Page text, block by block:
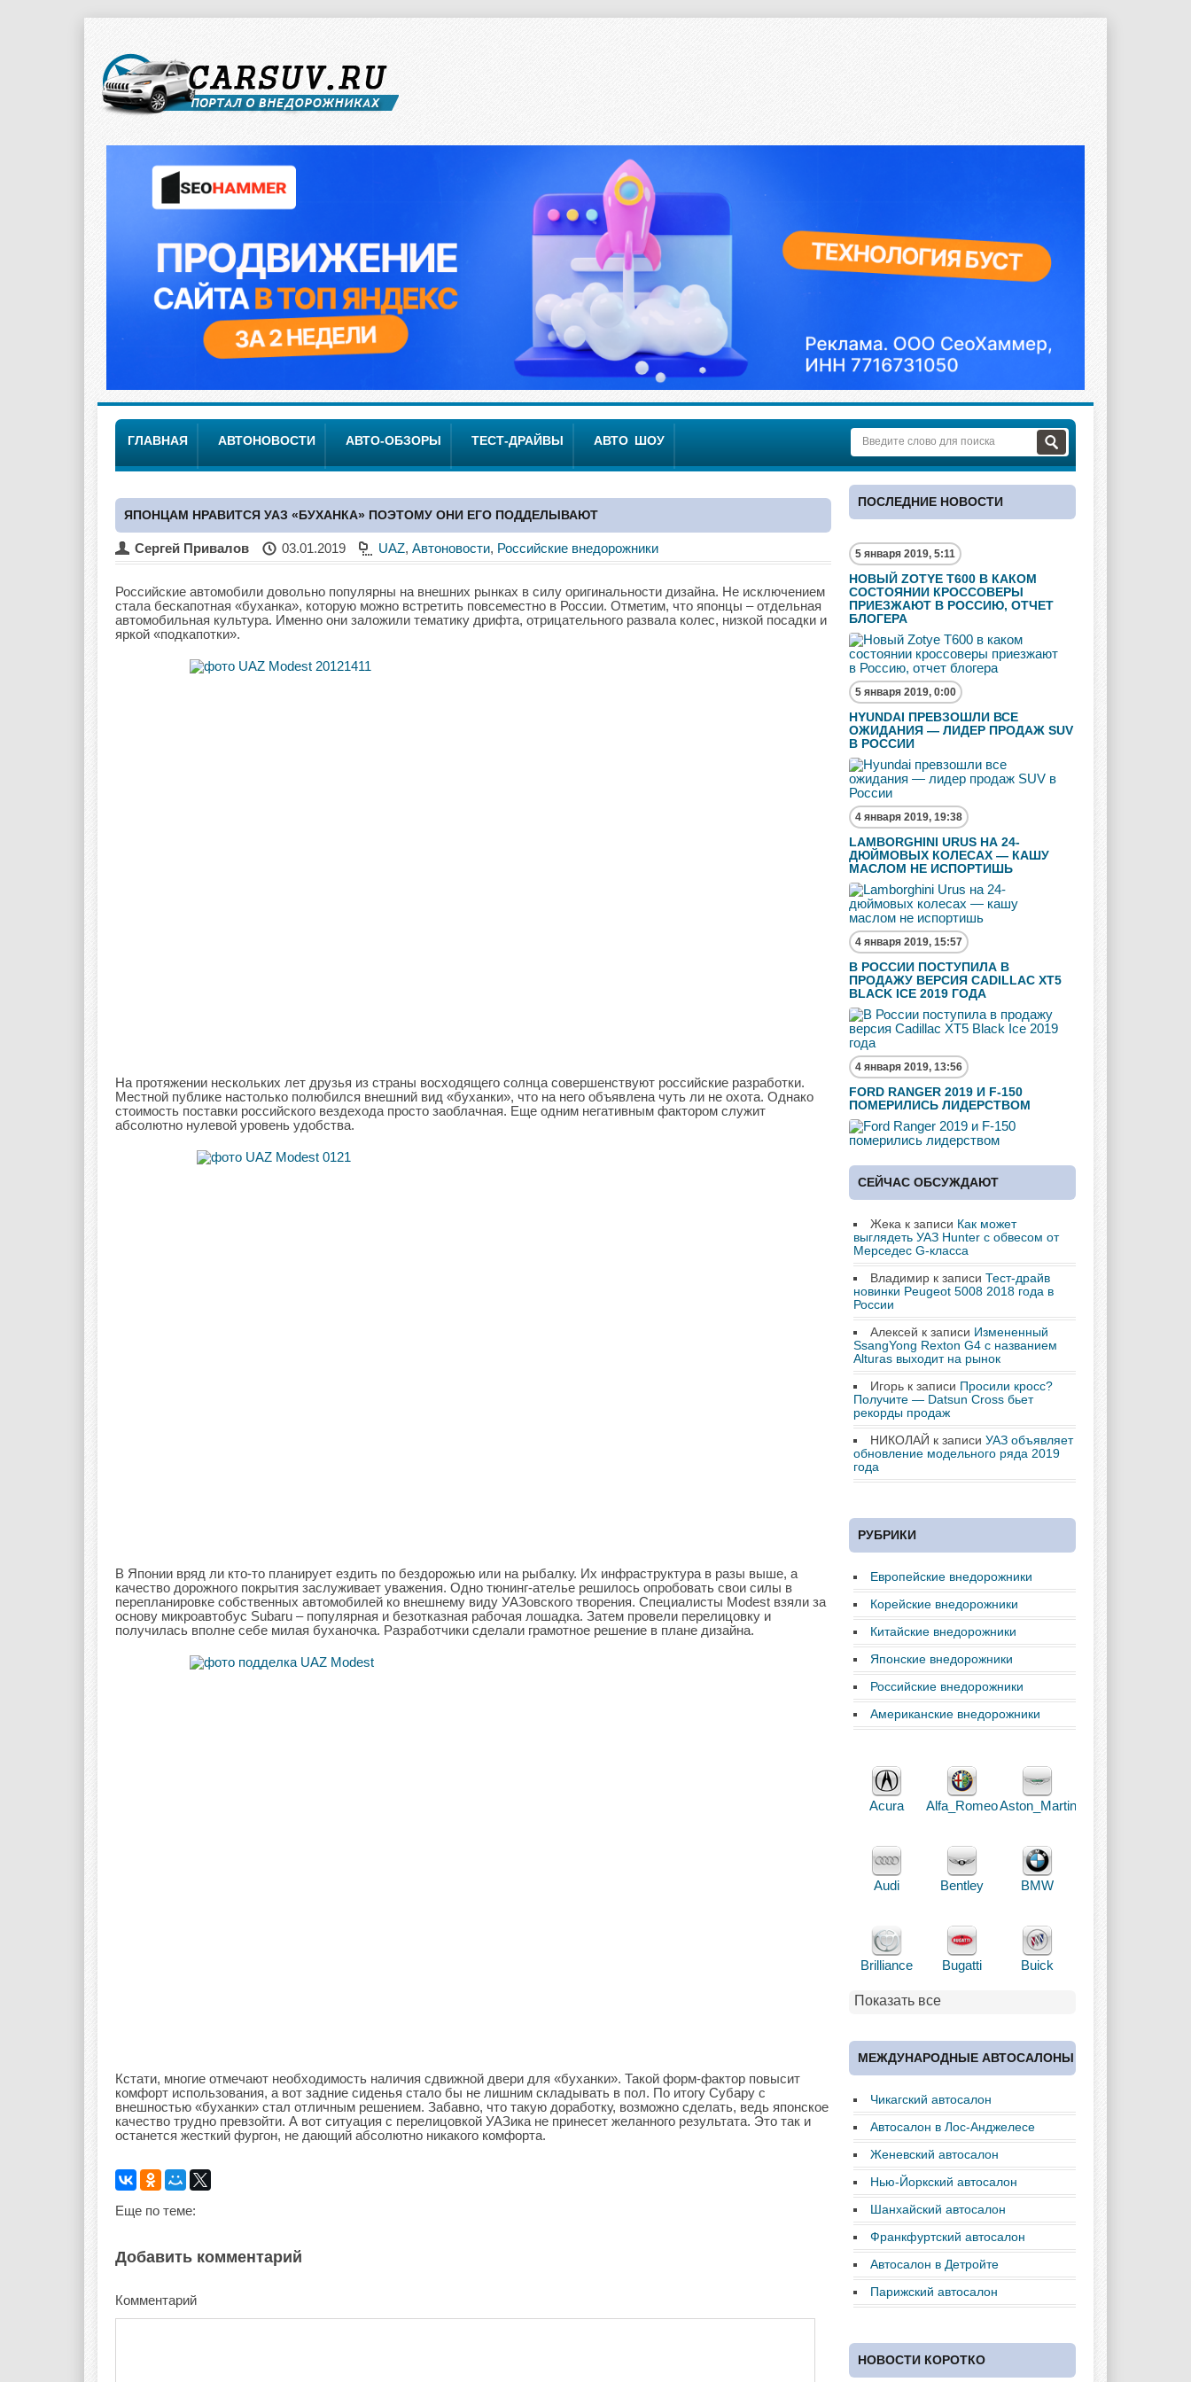
ГЛАВНАЯ АВТОНОВОСТИ АВТО-ОБЗОРЫ ТЕСТ-ДРАЙВЫ АВТО ШОУ
ЯПОНЦАМ НРАВИТСЯ УАЗ «БУХАНКА» ПОЭТОМУ ОНИ ЕГО ПОДДЕЛЫВАЮТ
Сергей Привалов 03.01.2019 UAZ, Автоновости, Российские внедорожники
Российские автомобили довольно популярны на внешних рынках в силу оригинальности дизайна. Не исключением
стала бескапотная «буханка», которую можно встретить повсеместно в России. Отметим, что японцы – отдельная
автомобильная культура. Именно они заложили тематику дрифта, отрицательного развала колес, низкой посадки и
яркой «подкапотки».
На протяжении нескольких лет друзья из страны восходящего солнца совершенствуют российские разработки.
Местной публике настолько полюбился внешний вид «буханки», что на него объявлена чуть ли не охота. Однако
стоимость поставки российского вездехода просто заоблачная. Еще одним негативным фактором служит
абсолютно нулевой уровень удобства.
В Японии вряд ли кто-то планирует ездить по бездорожью или на рыбалку. Их инфраструктура в разы выше, а
качество дорожного покрытия заслуживает уважения. Одно тюнинг-ателье решилось опробовать свои силы в
перепланировке собственных автомобилей ко внешнему виду УАЗовского творения. Специалисты Modest взяли за
основу микроавтобус Subaru – популярная и безотказная рабочая лошадка. Затем провели перелицовку и
получилась вполне себе милая буханочка. Разработчики сделали грамотное решение в плане дизайна.
Кстати, многие отмечают необходимость наличия сдвижной двери для «буханки». Такой форм-фактор повысит
комфорт использования, а вот задние сиденья стало бы не лишним складывать в пол. По итогу Субару с
внешностью «буханки» стал отличным решением. Забавно, что такую доработку, возможно сделать, ведь японское
качество трудно превзойти. А вот ситуация с перелицовкой УАЗика не принесет желанного результата. Это так и
останется жесткий фургон, не дающий абсолютно никакого комфорта.
Еще по теме:
Добавить комментарий
Комментарий
ПОСЛЕДНИЕ НОВОСТИ
5 января 2019, 5:11
НОВЫЙ ZOTYE T600 В КАКОМ
СОСТОЯНИИ КРОССОВЕРЫ
ПРИЕЗЖАЮТ В РОССИЮ, ОТЧЕТ
БЛОГЕРА
5 января 2019, 0:00
HYUNDAI ПРЕВЗОШЛИ ВСЕ
ОЖИДАНИЯ — ЛИДЕР ПРОДАЖ SUV
В РОССИИ
4 января 2019, 19:38
LAMBORGHINI URUS НА 24-
ДЮЙМОВЫХ КОЛЕСАХ — КАШУ
МАСЛОМ НЕ ИСПОРТИШЬ
4 января 2019, 15:57
В РОССИИ ПОСТУПИЛА В
ПРОДАЖУ ВЕРСИЯ CADILLAC XT5
BLACK ICE 2019 ГОДА
4 января 2019, 13:56
FORD RANGER 2019 И F-150
ПОМЕРИЛИСЬ ЛИДЕРСТВОМ
СЕЙЧАС ОБСУЖДАЮТ
Жека к записи Как может
выглядеть УАЗ Hunter с обвесом от
Мерседес G-класса
Владимир к записи Тест-драйв
новинки Peugeot 5008 2018 года в
России
Алексей к записи Измененный
SsangYong Rexton G4 с названием
Alturas выходит на рынок
Игорь к записи Просили кросс?
Получите — Datsun Cross бьет
рекорды продаж
НИКОЛАЙ к записи УАЗ объявляет
обновление модельного ряда 2019
года
РУБРИКИ
Европейские внедорожники
Корейские внедорожники
Китайские внедорожники
Японские внедорожники
Российские внедорожники
Американские внедорожники
Acura Alfa_RomeoAston_Martin
Audi Bentley BMW
Brilliance Bugatti Buick
Cadillac Chery Chevrolet
Chrysler Citroen Dacia
Daewoo Dodge
Ferrari Fiat Ford
Great Wall GAC
Показать все
МЕЖДУНАРОДНЫЕ АВТОСАЛОНЫ
Чикагский автосалон
Автосалон в Лос-Анджелесе
Женевский автосалон
Нью-Йоркский автосалон
Шанхайский автосалон
Франкфуртский автосалон
Автосалон в Детройте
Парижский автосалон
НОВОСТИ КОРОТКО